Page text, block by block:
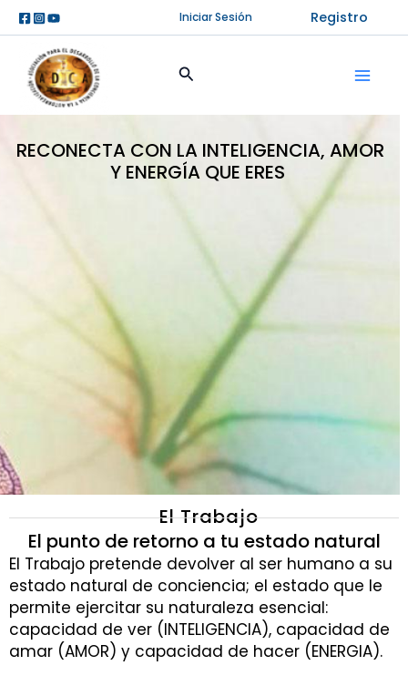
al
contenido
Iniciar Sesión Registro
Buscar
RECONECTA CON LA INTELIGENCIA, AMOR
Y ENERGÍA QUE ERES
El Trabajo
El punto de retorno a tu estado natural
El Trabajo pretende devolver al ser humano a su
estado natural de conciencia; el estado que le
permite ejercitar su naturaleza esencial:
capacidad de ver (INTELIGENCIA), capacidad de
amar (AMOR) y capacidad de hacer (ENERGIA).